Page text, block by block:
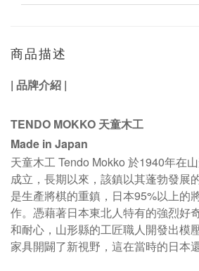
商品描述
| 品牌介紹 |
TENDO MOKKO 天童木工
Made in Japan
天童木工 Tendo Mokko 於1940年在
成立，長期以來，該鎮以其蓬勃發展
是生產將棋的重鎮，日本95%以上的
作。 憑藉著日本東北人特有的強烈好
和耐心，山形縣的工匠職人開發出模
家具開闢了新視野，這在當時的日本